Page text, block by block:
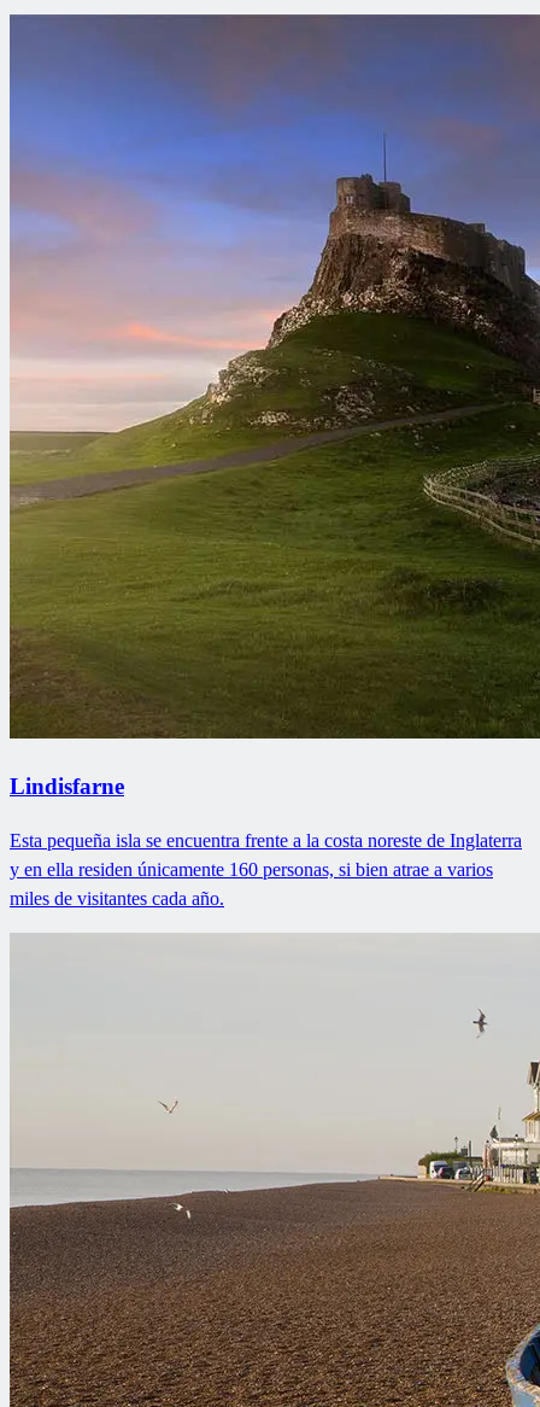
Lindisfarne
Esta pequeña isla se encuentra frente a la costa noreste de Inglaterra
y en ella residen únicamente 160 personas, si bien atrae a varios
miles de visitantes cada año.